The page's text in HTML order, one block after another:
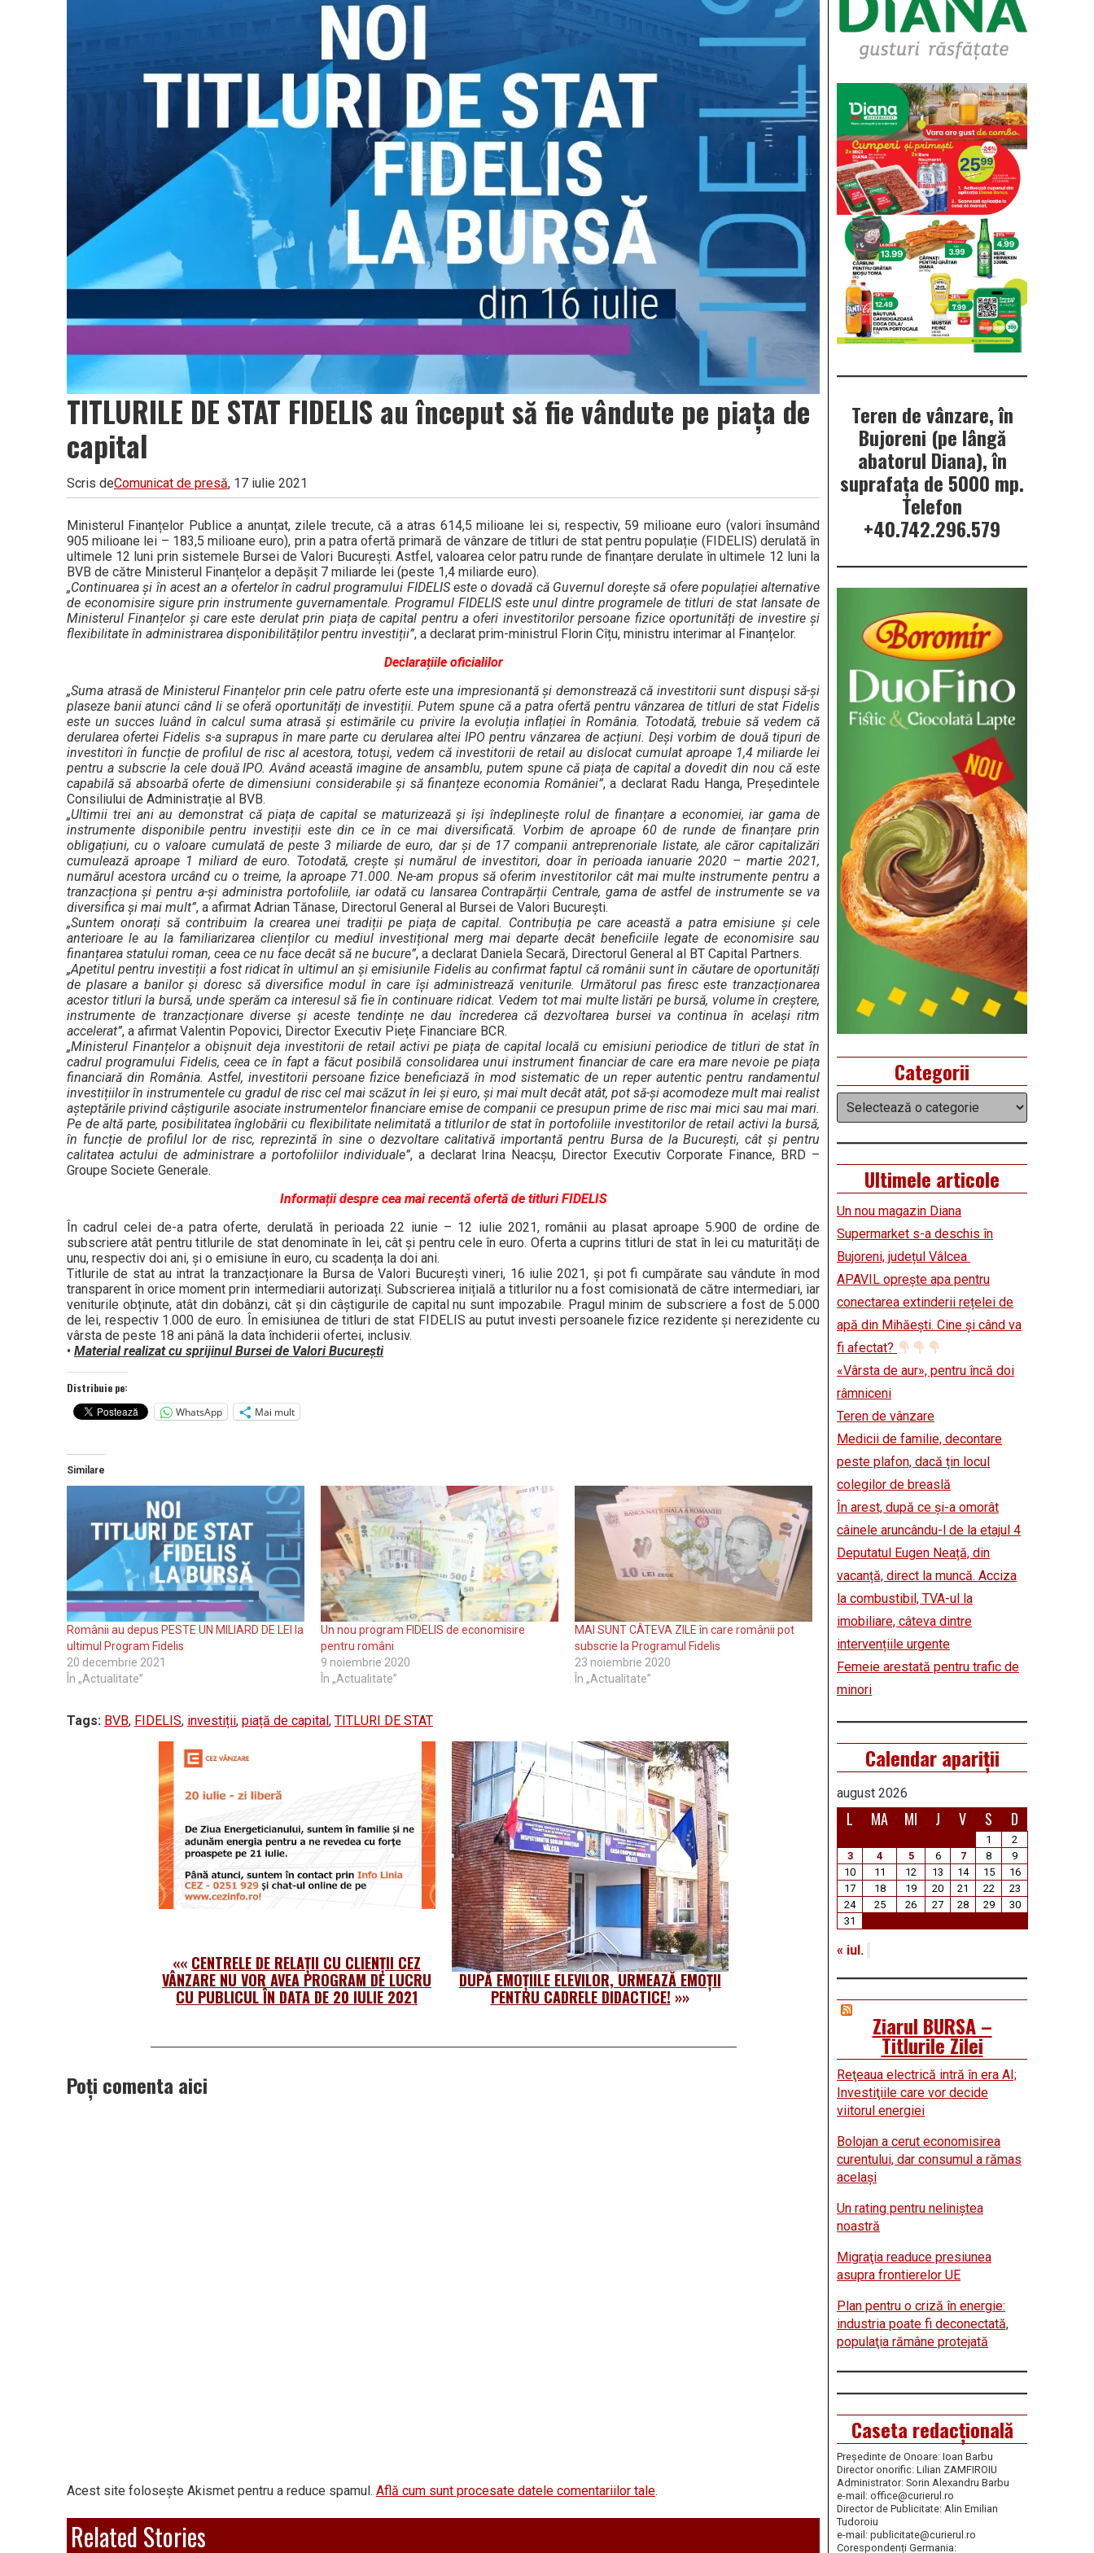
Vâlcea
TITLURILE DE STAT FIDELIS au început să fie vândute pe piața de
capital
Scris deComunicat de presă, 17 iulie 2021
Ministerul Finanțelor Publice a anunțat, zilele trecute, că a atras 614,5 milioane lei si, respectiv, 59 milioane euro (valori însumând
905 milioane lei – 183,5 milioane euro), prin a patra ofertă primară de vânzare de titluri de stat pentru populație (FIDELIS) derulată în
ultimele 12 luni prin sistemele Bursei de Valori București. Astfel, valoarea celor patru runde de finanțare derulate în ultimele 12 luni la
BVB de către Ministerul Finanțelor a depășit 7 miliarde lei (peste 1,4 miliarde euro).
„Continuarea și în acest an a ofertelor în cadrul programului FIDELIS este o dovadă că Guvernul dorește să ofere populației alternative
de economisire sigure prin instrumente guvernamentale. Programul FIDELIS este unul dintre programele de titluri de stat lansate de
Ministerul Finanțelor și care este derulat prin piața de capital pentru a oferi investitorilor persoane fizice oportunități de investire și
flexibilitate în administrarea disponibilităților pentru investiții”, a declarat prim-ministrul Florin Cîțu, ministru interimar al Finanțelor.
Declarațiile oficialilor
„Suma atrasă de Ministerul Finanțelor prin cele patru oferte este una impresionantă și demonstrează că investitorii sunt dispuși să-și
plaseze banii atunci când li se oferă oportunități de investiții. Putem spune că a patra ofertă pentru vânzarea de titluri de stat Fidelis
este un succes luând în calcul suma atrasă și estimările cu privire la evoluția inflației în România. Totodată, trebuie să vedem că
derularea ofertei Fidelis s-a suprapus în mare parte cu derularea altei IPO pentru vânzarea de acțiuni. Deși vorbim de două tipuri de
investitori în funcție de profilul de risc al acestora, totuși, vedem că investitorii de retail au dislocat cumulat aproape 1,4 miliarde lei
pentru a subscrie la cele două IPO. Având această imagine de ansamblu, putem spune că piața de capital a dovedit din nou că este
capabilă să absoarbă oferte de dimensiuni considerabile și să finanțeze economia României”, a declarat Radu Hanga, Președintele
Consiliului de Administrație al BVB.
„Ultimii trei ani au demonstrat că piața de capital se maturizează și își îndeplinește rolul de finanțare a economiei, iar gama de
instrumente disponibile pentru investiții este din ce în ce mai diversificată. Vorbim de aproape 60 de runde de finanțare prin
obligațiuni, cu o valoare cumulată de peste 3 miliarde de euro, dar și de 17 companii antreprenoriale listate, ale căror capitalizări
cumulează aproape 1 miliard de euro. Totodată, crește și numărul de investitori, doar în perioada ianuarie 2020 – martie 2021,
numărul acestora urcând cu o treime, la aproape 71.000. Ne-am propus să oferim investitorilor cât mai multe instrumente pentru a
tranzacționa și pentru a-și administra portofoliile, iar odată cu lansarea Contrapărții Centrale, gama de astfel de instrumente se va
diversifica și mai mult”, a afirmat Adrian Tănase, Directorul General al Bursei de Valori București.
„Suntem onorați să contribuim la crearea unei tradiții pe piața de capital. Contribuția pe care această a patra emisiune şi cele
anterioare le au la familiarizarea clienților cu mediul investițional merg mai departe decât beneficiile legate de economisire sau
finanțarea statului roman, ceea ce nu face decât să ne bucure”, a declarat Daniela Secară, Directorul General al BT Capital Partners.
„Apetitul pentru investiții a fost ridicat în ultimul an și emisiunile Fidelis au confirmat faptul că românii sunt în căutare de oportunități
de plasare a banilor și doresc să diversifice modul în care își administrează veniturile. Următorul pas firesc este tranzacționarea
acestor titluri la bursă, unde sperăm ca interesul să fie în continuare ridicat. Vedem tot mai multe listări pe bursă, volume în creștere,
instrumente de tranzacționare diverse și aceste tendințe ne dau încrederea că dezvoltarea bursei va continua în același ritm
accelerat”, a afirmat Valentin Popovici, Director Executiv Piețe Financiare BCR.
„Ministerul Finanțelor a obișnuit deja investitorii de retail activi pe piața de capital locală cu emisiuni periodice de titluri de stat în
cadrul programului Fidelis, ceea ce în fapt a făcut posibilă consolidarea unui instrument financiar de care era mare nevoie pe piața
financiară din România. Astfel, investitorii persoane fizice beneficiază în mod sistematic de un reper autentic pentru randamentul
investițiilor în instrumentele cu gradul de risc cel mai scăzut în lei și euro, și mai mult decât atât, pot să-și acomodeze mult mai realist
așteptările privind câștigurile asociate instrumentelor financiare emise de companii ce presupun prime de risc mai mici sau mai mari.
Pe de altă parte, posibilitatea înglobării cu flexibilitate nelimitată a titlurilor de stat în portofoliile investitorilor de retail activi la bursă,
în funcție de profilul lor de risc, reprezintă în sine o dezvoltare calitativă importantă pentru Bursa de la București, cât și pentru
calitatea actului de administrare a portofoliilor individuale”, a declarat Irina Neacșu, Director Executiv Corporate Finance, BRD –
Groupe Societe Generale.
Informații despre cea mai recentă ofertă de titluri FIDELIS
În cadrul celei de-a patra oferte, derulată în perioada 22 iunie – 12 iulie 2021, românii au plasat aproape 5.900 de ordine de
subscriere atât pentru titlurile de stat denominate în lei, cât și pentru cele în euro. Oferta a cuprins titluri de stat în lei cu maturități de
unu, respectiv doi ani, și o emisiune în euro, cu scadența la doi ani.
Titlurile de stat au intrat la tranzacționare la Bursa de Valori București vineri, 16 iulie 2021, și pot fi cumpărate sau vândute în mod
transparent în orice moment prin intermediarii autorizați. Subscrierea inițială a titlurilor nu a fost comisionată de către intermediari, iar
veniturile obținute, atât din dobânzi, cât și din câștigurile de capital nu sunt impozabile. Pragul minim de subscriere a fost de 5.000
de lei, respectiv 1.000 de euro. În emisiunea de titluri de stat FIDELIS au putut investi persoanele fizice rezidente și nerezidente cu
vârsta de peste 18 ani până la data închiderii ofertei, inclusiv.
• Material realizat cu sprijinul Bursei de Valori București
Distribuie pe:
WhatsApp
Mai mult
Similare
Românii au depus PESTE UN MILIARD DE LEI la
ultimul Program Fidelis
20 decembrie 2021
În „Actualitate”
Un nou program FIDELIS de economisire
pentru români
9 noiembrie 2020
În „Actualitate”
MAI SUNT CÂTEVA ZILE în care românii pot
subscrie la Programul Fidelis
23 noiembrie 2020
În „Actualitate”
Tags: BVB, FIDELIS, investiții, piață de capital , TITLURI DE STAT
«« CENTRELE DE RELAȚII CU CLIENȚII CEZ
VÂNZARE NU VOR AVEA PROGRAM DE LUCRU
CU PUBLICUL ÎN DATA DE 20 IULIE 2021
DUPĂ EMOȚIILE ELEVILOR, URMEAZĂ EMOȚII
PENTRU CADRELE DIDACTICE! »»
Poți comenta aici
Acest site folosește Akismet pentru a reduce spamul. Află cum sunt procesate datele comentariilor tale.
Related Stories
Teren de vânzare, în
Bujoreni (pe lângă
abatorul Diana), în
suprafața de 5000 mp.
Telefon
+40.742.296.579
Categorii
Categorii
Ultimele articole
Un nou magazin Diana
Supermarket s-a deschis în
Bujoreni, județul Vâlcea
APAVIL oprește apa pentru
conectarea extinderii rețelei de
apă din Mihăești. Cine și când va
fi afectat?
«Vârsta de aur», pentru încă doi
râmniceni
Teren de vânzare
Medicii de familie, decontare
peste plafon, dacă țin locul
colegilor de breaslă
În arest, după ce și-a omorât
câinele aruncându-l de la etajul 4
Deputatul Eugen Neață, din
vacanță, direct la muncă. Acciza
la combustibil, TVA-ul la
imobiliare, câteva dintre
intervențiile urgente
Femeie arestată pentru trafic de
minori
Calendar apariții
august 2026
L MA MI J V S D
1
2
3
4 5 6 7 8
9
10
11 12 13 14 15
16
17
18 19 20 21 22
23
24
25 26 27 28 29
30
31
« iul.
Ziarul BURSA –
Titlurile Zilei
Reţeaua electrică intră în era AI;
Investiţiile care vor decide
viitorul energiei
Bolojan a cerut economisirea
curentului, dar consumul a rămas
acelaşi
Un rating pentru neliniştea
noastră
Migraţia readuce presiunea
asupra frontierelor UE
Plan pentru o criză în energie:
industria poate fi deconectată,
populaţia rămâne protejată
Caseta redacțională
Președinte de Onoare: Ioan Barbu
Director onorific: Lilian ZAMFIROIU
Administrator: Sorin Alexandru Barbu
e-mail: office@curierul.ro
Director de Publicitate: Alin Emilian
Tudoroiu
e-mail: publicitate@curierul.ro
Corespondenți Germania: